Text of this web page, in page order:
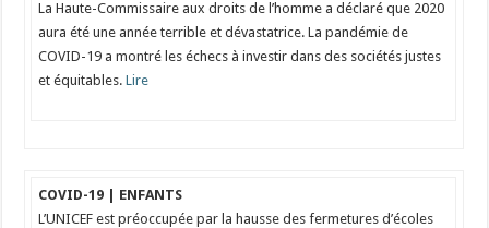
La Haute-Commissaire aux droits de l’homme a déclaré que 2020
aura été une année terrible et dévastatrice. La pandémie de
COVID-19 a montré les échecs à investir dans des sociétés justes
et équitables. Lire
COVID-19 | ENFANTS
L’UNICEF est préoccupée par la hausse des fermetures d’écoles